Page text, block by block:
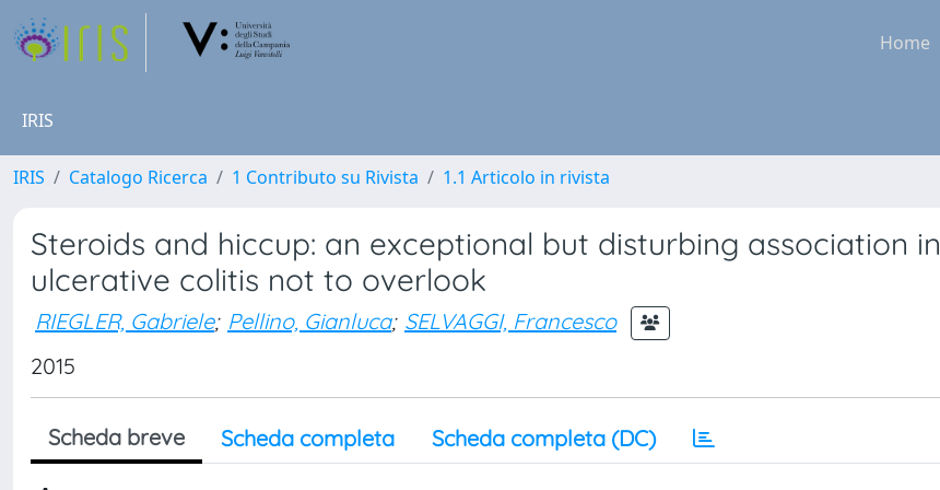
Home
IRIS
IRIS Catalogo Ricerca 1 Contributo su Rivista 1.1 Articolo in rivista
Steroids and hiccup: an exceptional but disturbing association in
ulcerative colitis not to overlook
RIEGLER, Gabriele; Pellino, Gianluca; SELVAGGI, Francesco
2015
Scheda breve Scheda completa Scheda completa (DC)